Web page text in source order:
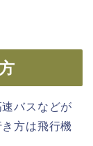
バスなどが
方は飛行機